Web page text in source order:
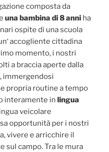
composta da
una bambina di 8 anni ha
ospite di una scuola
accogliente cittadina
momento, i nostri
a braccia aperte dalla
immergendosi
propria routine a tempo
interamente in lingua
veicolare
opportunità per i nostri
vivere e arricchire il
sul campo. Tra le mura